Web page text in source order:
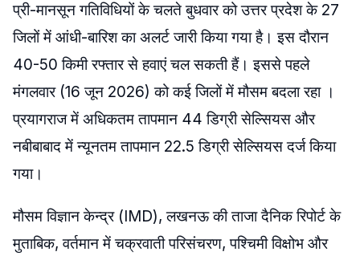
प्री-मानसून गतिविधियों के चलते बुधवार को उत्तर प्रदेश के 27
जिलों में आंधी-बारिश का अलर्ट जारी किया गया है। इस दौरान
40-50 किमी रफ्तार से हवाएं चल सकती हैं। इससे पहले
मंगलवार (16 जून 2026) को कई जिलों में मौसम बदला रहा ।
प्रयागराज में अधिकतम तापमान 44 डिग्री सेल्सियस और
नबीबाबाद में न्यूनतम तापमान 22.5 डिग्री सेल्सियस दर्ज किया
गया।
मौसम विज्ञान केन्द्र (IMD), लखनऊ की ताजा दैनिक रिपोर्ट के
मुताबिक, वर्तमान में चक्रवाती परिसंचरण, पश्चिमी विक्षोभ और